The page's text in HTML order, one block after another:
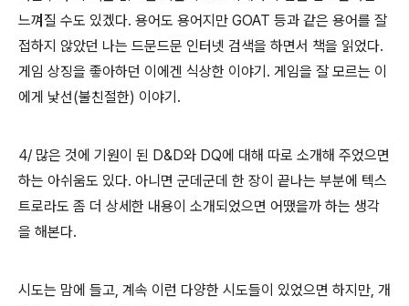
느껴질 수도 있겠다. 용어도 용어지만 GOAT 등과 같은 용어를 잘
접하지 않았던 나는 드문드문 인터넷 검색을 하면서 책을 읽었다.
게임 상징을 좋아하던 이에겐 식상한 이야기. 게임을 잘 모르는 이
에게 낯선(불친절한) 이야기.
4/ 많은 것에 기원이 된 D&D와 DQ에 대해 따로 소개해 주었으면
하는 아쉬움도 있다. 아니면 군데군데 한 장이 끝나는 부분에 텍스
트로라도 좀 더 상세한 내용이 소개되었으면 어땠을까 하는 생각
을 해본다.
시도는 맘에 들고, 계속 이런 다양한 시도들이 있었으면 하지만, 개